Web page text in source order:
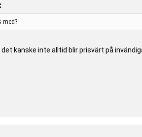
med?
kanske inte alltid blir prisvärt på